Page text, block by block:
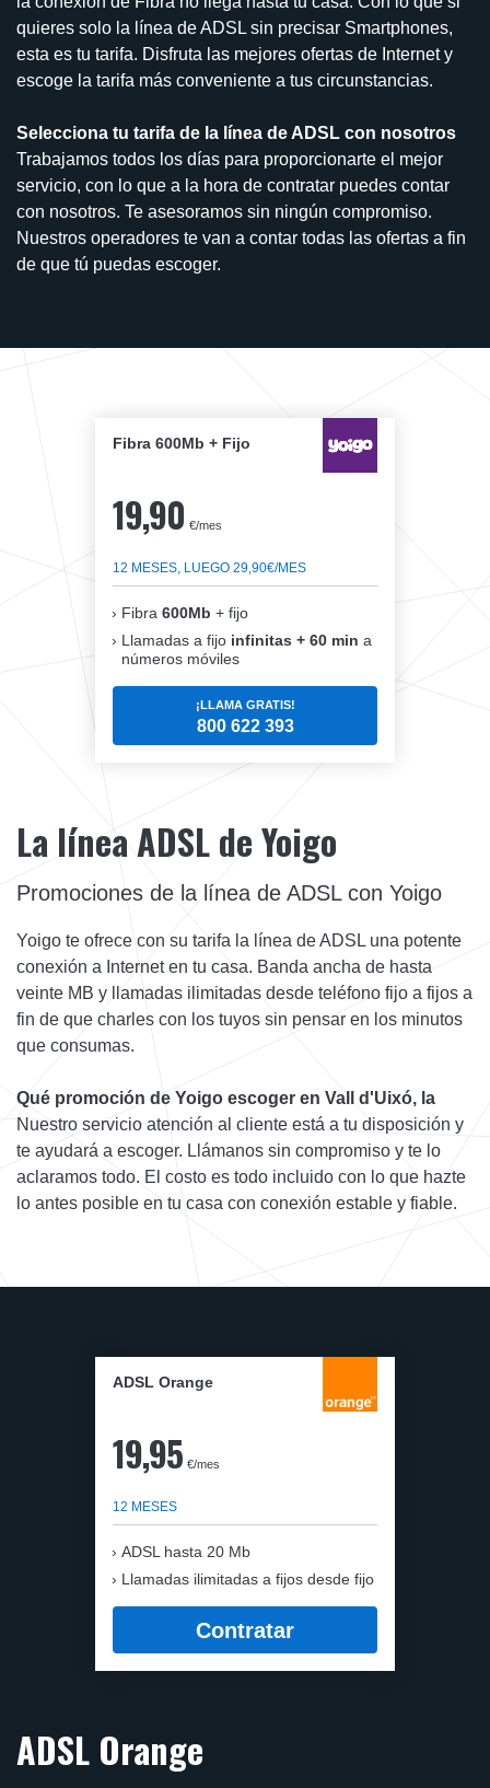
quieres solo la línea de ADSL sin precisar Smartphones,
esta es tu tarifa. Disfruta las mejores ofertas de Internet y
escoge la tarifa más conveniente a tus circunstancias.
Selecciona tu tarifa de la línea de ADSL con nosotros
Trabajamos todos los días para proporcionarte el mejor
servicio, con lo que a la hora de contratar puedes contar
con nosotros. Te asesoramos sin ningún compromiso.
Nuestros operadores te van a contar todas las ofertas a fin
de que tú puedas escoger.
Fibra 600Mb + Fijo
19,90 €/mes
12 MESES, LUEGO 29,90€/MES
Fibra 600Mb + fijo
Llamadas a fijo infinitas + 60 min a
números móviles
¡LLAMA GRATIS!
800 622 393
La línea ADSL de Yoigo
Promociones de la línea de ADSL con Yoigo
Yoigo te ofrece con su tarifa la línea de ADSL una potente
conexión a Internet en tu casa. Banda ancha de hasta
veinte MB y llamadas ilimitadas desde teléfono fijo a fijos a
fin de que charles con los tuyos sin pensar en los minutos
que consumas.
Qué promoción de Yoigo escoger en Vall d'Uixó, la
Nuestro servicio atención al cliente está a tu disposición y
te ayudará a escoger. Llámanos sin compromiso y te lo
aclaramos todo. El costo es todo incluido con lo que hazte
lo antes posible en tu casa con conexión estable y fiable.
ADSL Orange
19,95 €/mes
12 MESES
ADSL hasta 20 Mb
Llamadas ilimitadas a fijos desde fijo
Contratar
ADSL Orange